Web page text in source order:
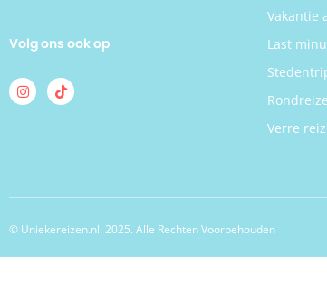
Volg ons ook op
Vakantie
Last
Verre
© Uniekereizen.nl. 2025. Alle Rechten Voorbehouden